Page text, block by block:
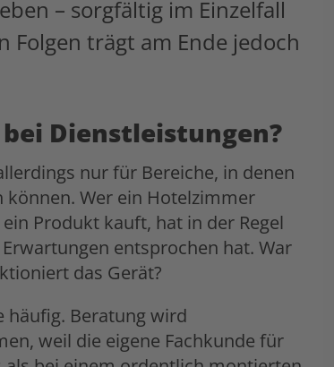
– sorgfältig im Einzelfall
trägt am Ende jedoch
Dienstleistungen?
nur für Bereiche, in denen
Wer ein Hotelzimmer
Produkt kauft, hat in der Regel
entsprochen hat. War
das Gerät?
häufig. Beratung wird
weil die eigene Fachkunde für